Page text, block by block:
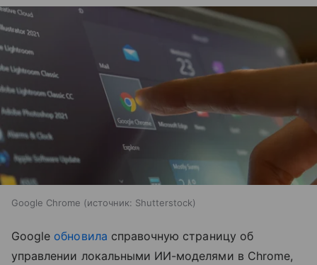
Google Chrome источник: Shutterstock
Google обновила справочную страницу об
управлении локальными ИИ-моделями в Chrome,